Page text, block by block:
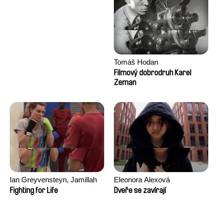
Tomáš Hodan
Filmový dobrodruh Karel
Zeman
Ian Greyvensteyn, Jamillah
van der Hulst
Fighting for Life
Eleonora Alexová
Dveře se zavírají